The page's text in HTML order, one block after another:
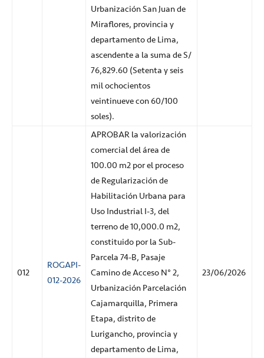
Urbanización San Juan de
Miraflores, provincia y
departamento de Lima,
ascendente a la suma de S/
76,829.60 (Setenta y seis
mil ochocientos
veintinueve con 60/100
soles).
012
ROGAPI-
012-2026
APROBAR la valorización
comercial del área de
100.00 m2 por el proceso
de Regularización de
Habilitación Urbana para
Uso Industrial I-3, del
terreno de 10,000.0 m2,
constituido por la Sub-
Parcela 74-B, Pasaje
Camino de Acceso N° 2,
Urbanización Parcelación
Cajamarquilla, Primera
Etapa, distrito de
Lurigancho, provincia y
departamento de Lima,
23/06/2026